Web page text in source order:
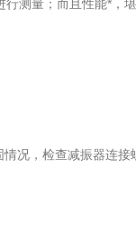
测量；而且性能*，
，检查减振器连接